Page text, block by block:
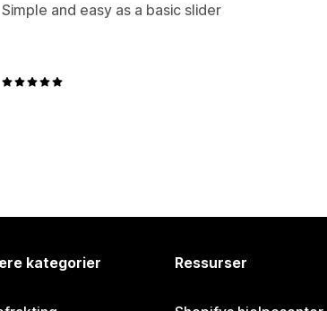
Simple and easy as a basic slider
kategorier Ressurser